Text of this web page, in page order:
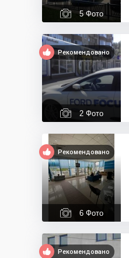
5 Фото
Рекомендовано
2 Фото
Рекомендовано
6 Фото
Рекомендовано